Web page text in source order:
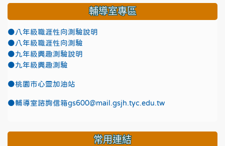
輔導室專區
●八年級職涯性向測驗說明
●八年級職涯性向測驗
●九年級興趣測驗說明
●九年級興趣測驗
●桃園市心靈加油站
●輔導室諮詢信箱gs600@mail.gsjh.tyc.edu.tw
常用連結